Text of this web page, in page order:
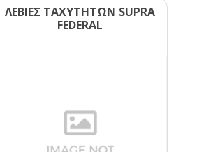
ΛΕΒΙΕΣ ΤΑΧΥΤΗΤΩΝ SUΡRΑ
FΕDΕRΑL